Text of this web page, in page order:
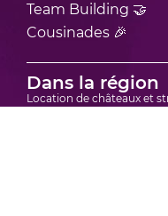
Team Building 🤝
Cousinades 🎉
Dans la région
Location de châteaux et